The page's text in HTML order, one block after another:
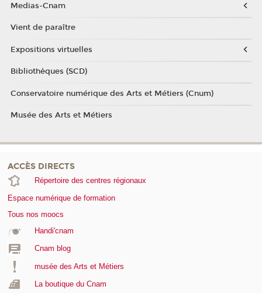
Medias-Cnam
Vient de paraître
Expositions virtuelles
Bibliothèques (SCD)
Conservatoire numérique des Arts et Métiers (Cnum)
Musée des Arts et Métiers
ACCÈS DIRECTS
Répertoire des centres régionaux
Espace numérique de formation
Tous nos moocs
Handi'cnam
Cnam blog
musée des Arts et Métiers
La boutique du Cnam